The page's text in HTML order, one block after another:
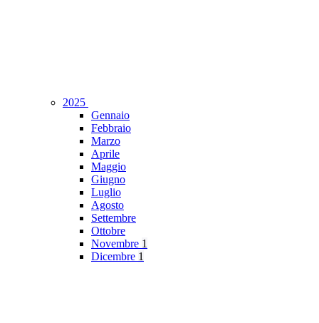
2025
Gennaio
Febbraio
Marzo
Aprile
Maggio
Giugno
Luglio
Agosto
Settembre
Ottobre
Novembre 1
Dicembre 1